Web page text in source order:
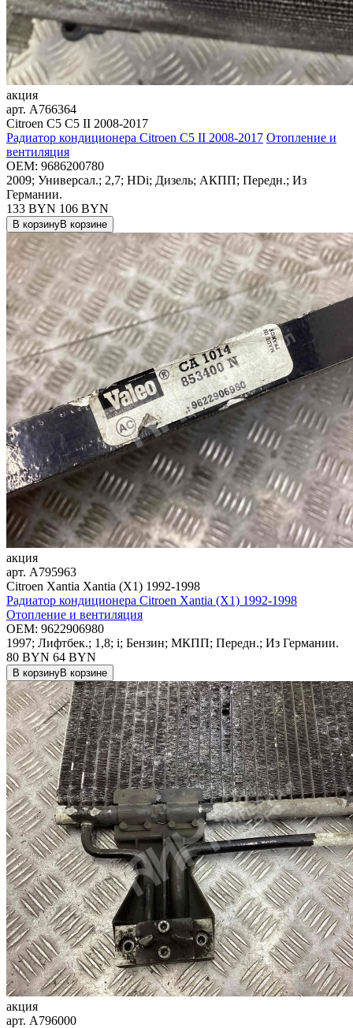
акция
арт. A766364
Citroen C5 C5 II 2008-2017
Радиатор кондиционера Citroen C5 II 2008-2017 Отопление и
вентиляция
OEM: 9686200780
2009; Универсал.; 2,7; HDi; Дизель; АКПП; Передн.; Из
Германии.
133 BYN 106 BYN
В корзинуВ корзине
акция
арт. A795963
Citroen Xantia Xantia (X1) 1992-1998
Радиатор кондиционера Citroen Xantia (X1) 1992-1998
Отопление и вентиляция
OEM: 9622906980
1997; Лифтбек.; 1,8; i; Бензин; МКПП; Передн.; Из Германии.
80 BYN 64 BYN
В корзинуВ корзине
акция
арт. A796000